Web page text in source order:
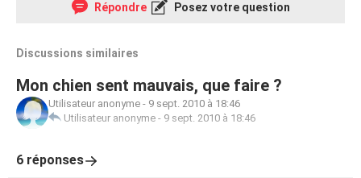
Répondre Posez votre question
Discussions similaires
Mon chien sent mauvais, que faire ?
Utilisateur anonyme - 9 sept. 2010 à 18:46
Utilisateur anonyme - 9 sept. 2010 à 18:46
6 réponses